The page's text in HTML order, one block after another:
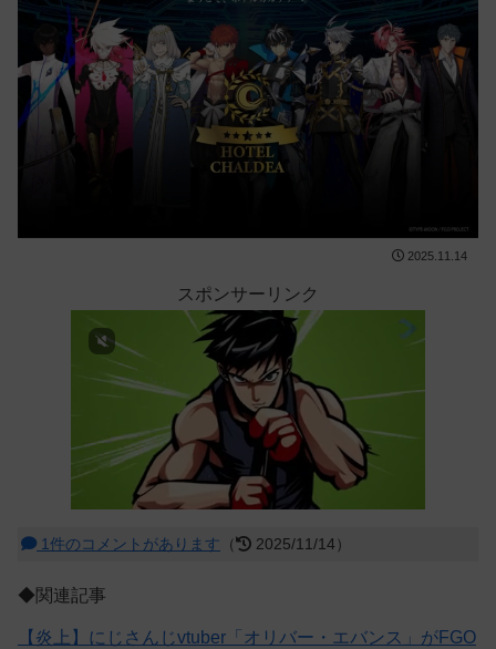
2025.11.14
スポンサーリンク
1件のコメントがあります （ 2025/11/14）
◆関連記事
【炎上】にじさんじvtuber「オリバー・エバンス」がFGO